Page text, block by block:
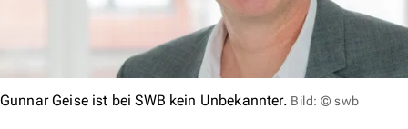
Gunnar Geise ist bei SWB kein Unbekannter. Bild: © swb